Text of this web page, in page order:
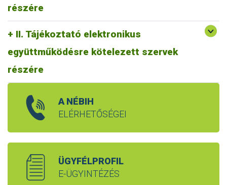
részére
II. Tájékoztató elektronikus
együttműködésre kötelezett szervek
részére
A NÉBIH
ELÉRHETŐSÉGEI
ÜGYFÉLPROFIL
E-ÜGYINTÉZÉS